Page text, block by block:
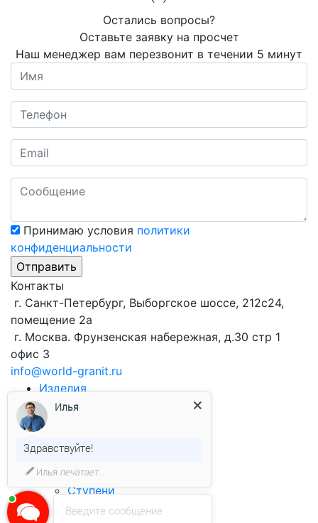
Остались вопросы?
Оставьте заявку на просчет
Наш менеджер вам перезвонит в течении 5 минут
Принимаю условия политики
конфиденциальности
Контакты
г. Санкт-Петербург, Выборгское шоссе, 212с24,
помещение 2а
г. Москва. Фрунзенская набережная, д.30 стр 1
офис 3
info@world-granit.ru
Изделия
Виды продукции
из гранита
Облицовочная плитка
Бортовой камень
Столешницы
Ступени
Подоконники
Введите сообщение
Илья
Здравствуйте!
Илья печатает...